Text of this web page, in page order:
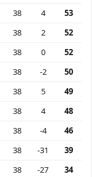
38 4
53
38 2
52
38 0
52
38 -2
50
38 5
49
38 4
48
38 -4
46
38 -31
39
38 -27
34